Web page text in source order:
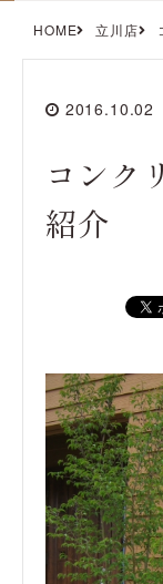
HOME 立川店
2016.10.02
コンク
紹介